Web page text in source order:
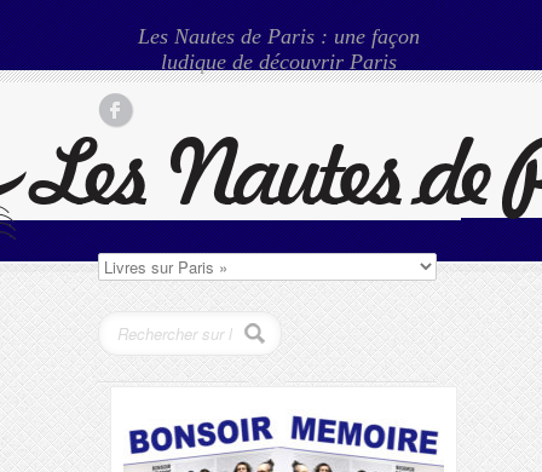
Les Nautes de Paris : une façon
ludique de découvrir Paris